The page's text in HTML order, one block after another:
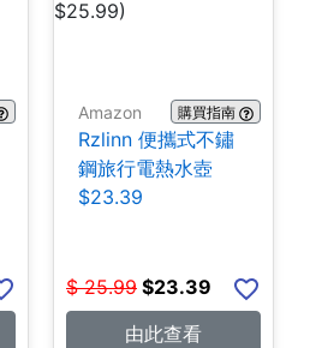
Amazon 購買指南
Rzlinn 便攜式不鏽
鋼旅行電熱水壺
$23.39
$ 25.99 $23.39
由此查看